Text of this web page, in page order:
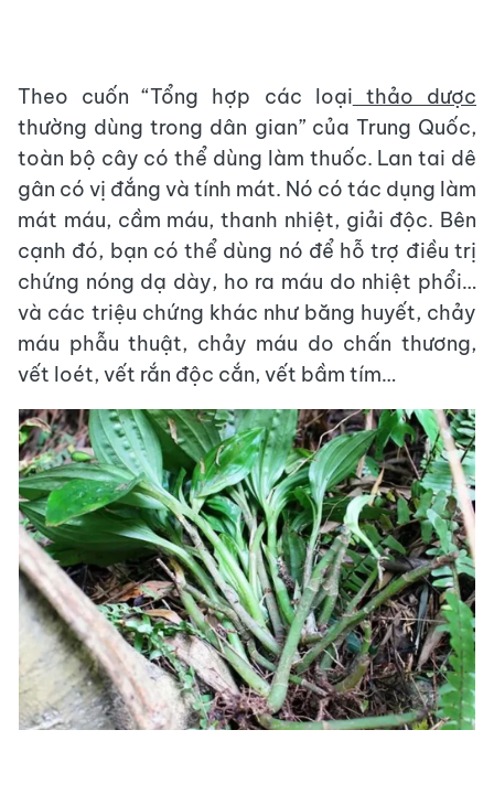
Theo cuốn “Tổng hợp các loại thảo dược
thường dùng trong dân gian” của Trung Quốc,
toàn bộ cây có thể dùng làm thuốc. Lan tai dê
gân có vị đắng và tính mát. Nó có tác dụng làm
mát máu, cầm máu, thanh nhiệt, giải độc. Bên
cạnh đó, bạn có thể dùng nó để hỗ trợ điều trị
chứng nóng dạ dày, ho ra máu do nhiệt phổi…
và các triệu chứng khác như băng huyết, chảy
máu phẫu thuật, chảy máu do chấn thương,
vết loét, vết rắn độc cắn, vết bầm tím…